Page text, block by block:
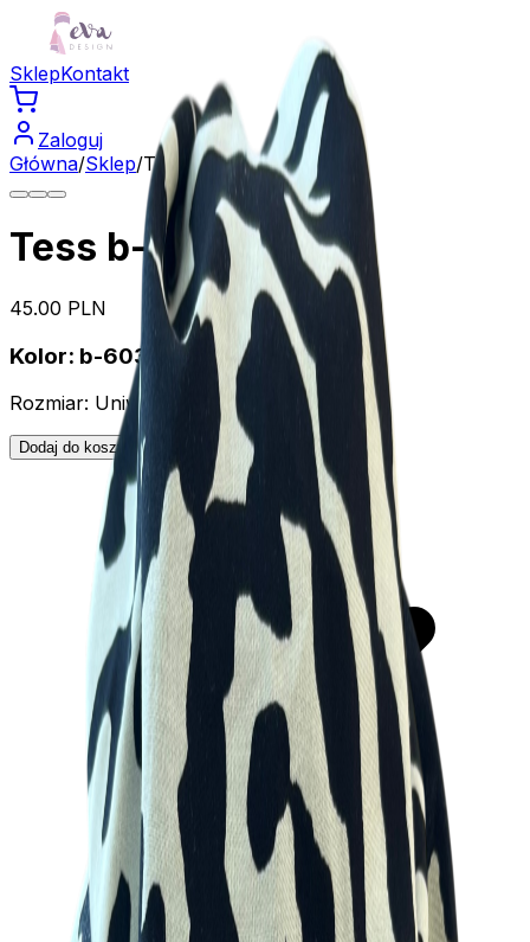
SklepKontakt
Zaloguj
Główna/Sklep/Tess b-603
Tess b-603
45.00 PLN
Kolor: b-603
Rozmiar: Uniwersalny
Dodaj do koszyka